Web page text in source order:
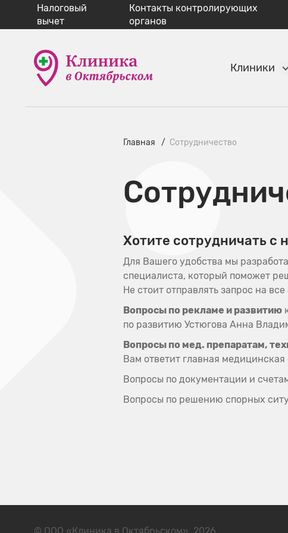
Налоговый
вычет
Контакты контролирующих
органов
Клиники
Главная Сотрудничество
Хотите сотрудничать с
Для Вашего удобства мы
специалиста, который поможет
Не стоит отправлять запрос на
Вопросы по рекламе и развитию
по развитию Устюгова Анна
Вопросы по мед. препаратам,
Вам ответит главная
Вопросы по документации и
Вопросы по решению спорных